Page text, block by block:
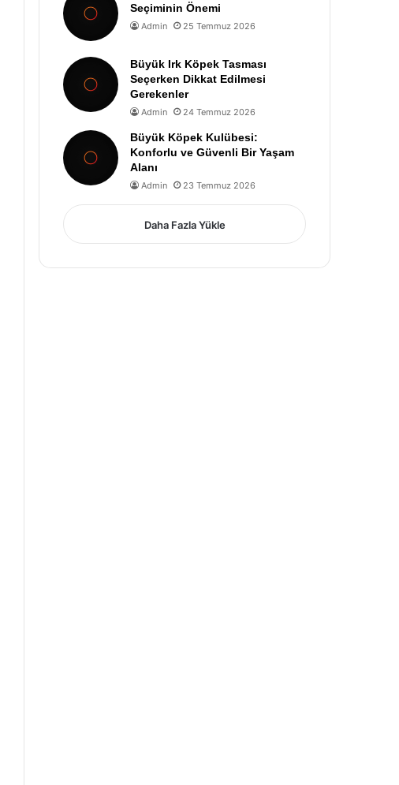
Seçiminin Önemi
Admin 25 Temmuz 2026
Büyük Irk Köpek Tasması
Seçerken Dikkat Edilmesi
Gerekenler
Admin 24 Temmuz 2026
Büyük Köpek Kulübesi:
Konforlu ve Güvenli Bir Yaşam
Alanı
Admin 23 Temmuz 2026
Daha Fazla Yükle